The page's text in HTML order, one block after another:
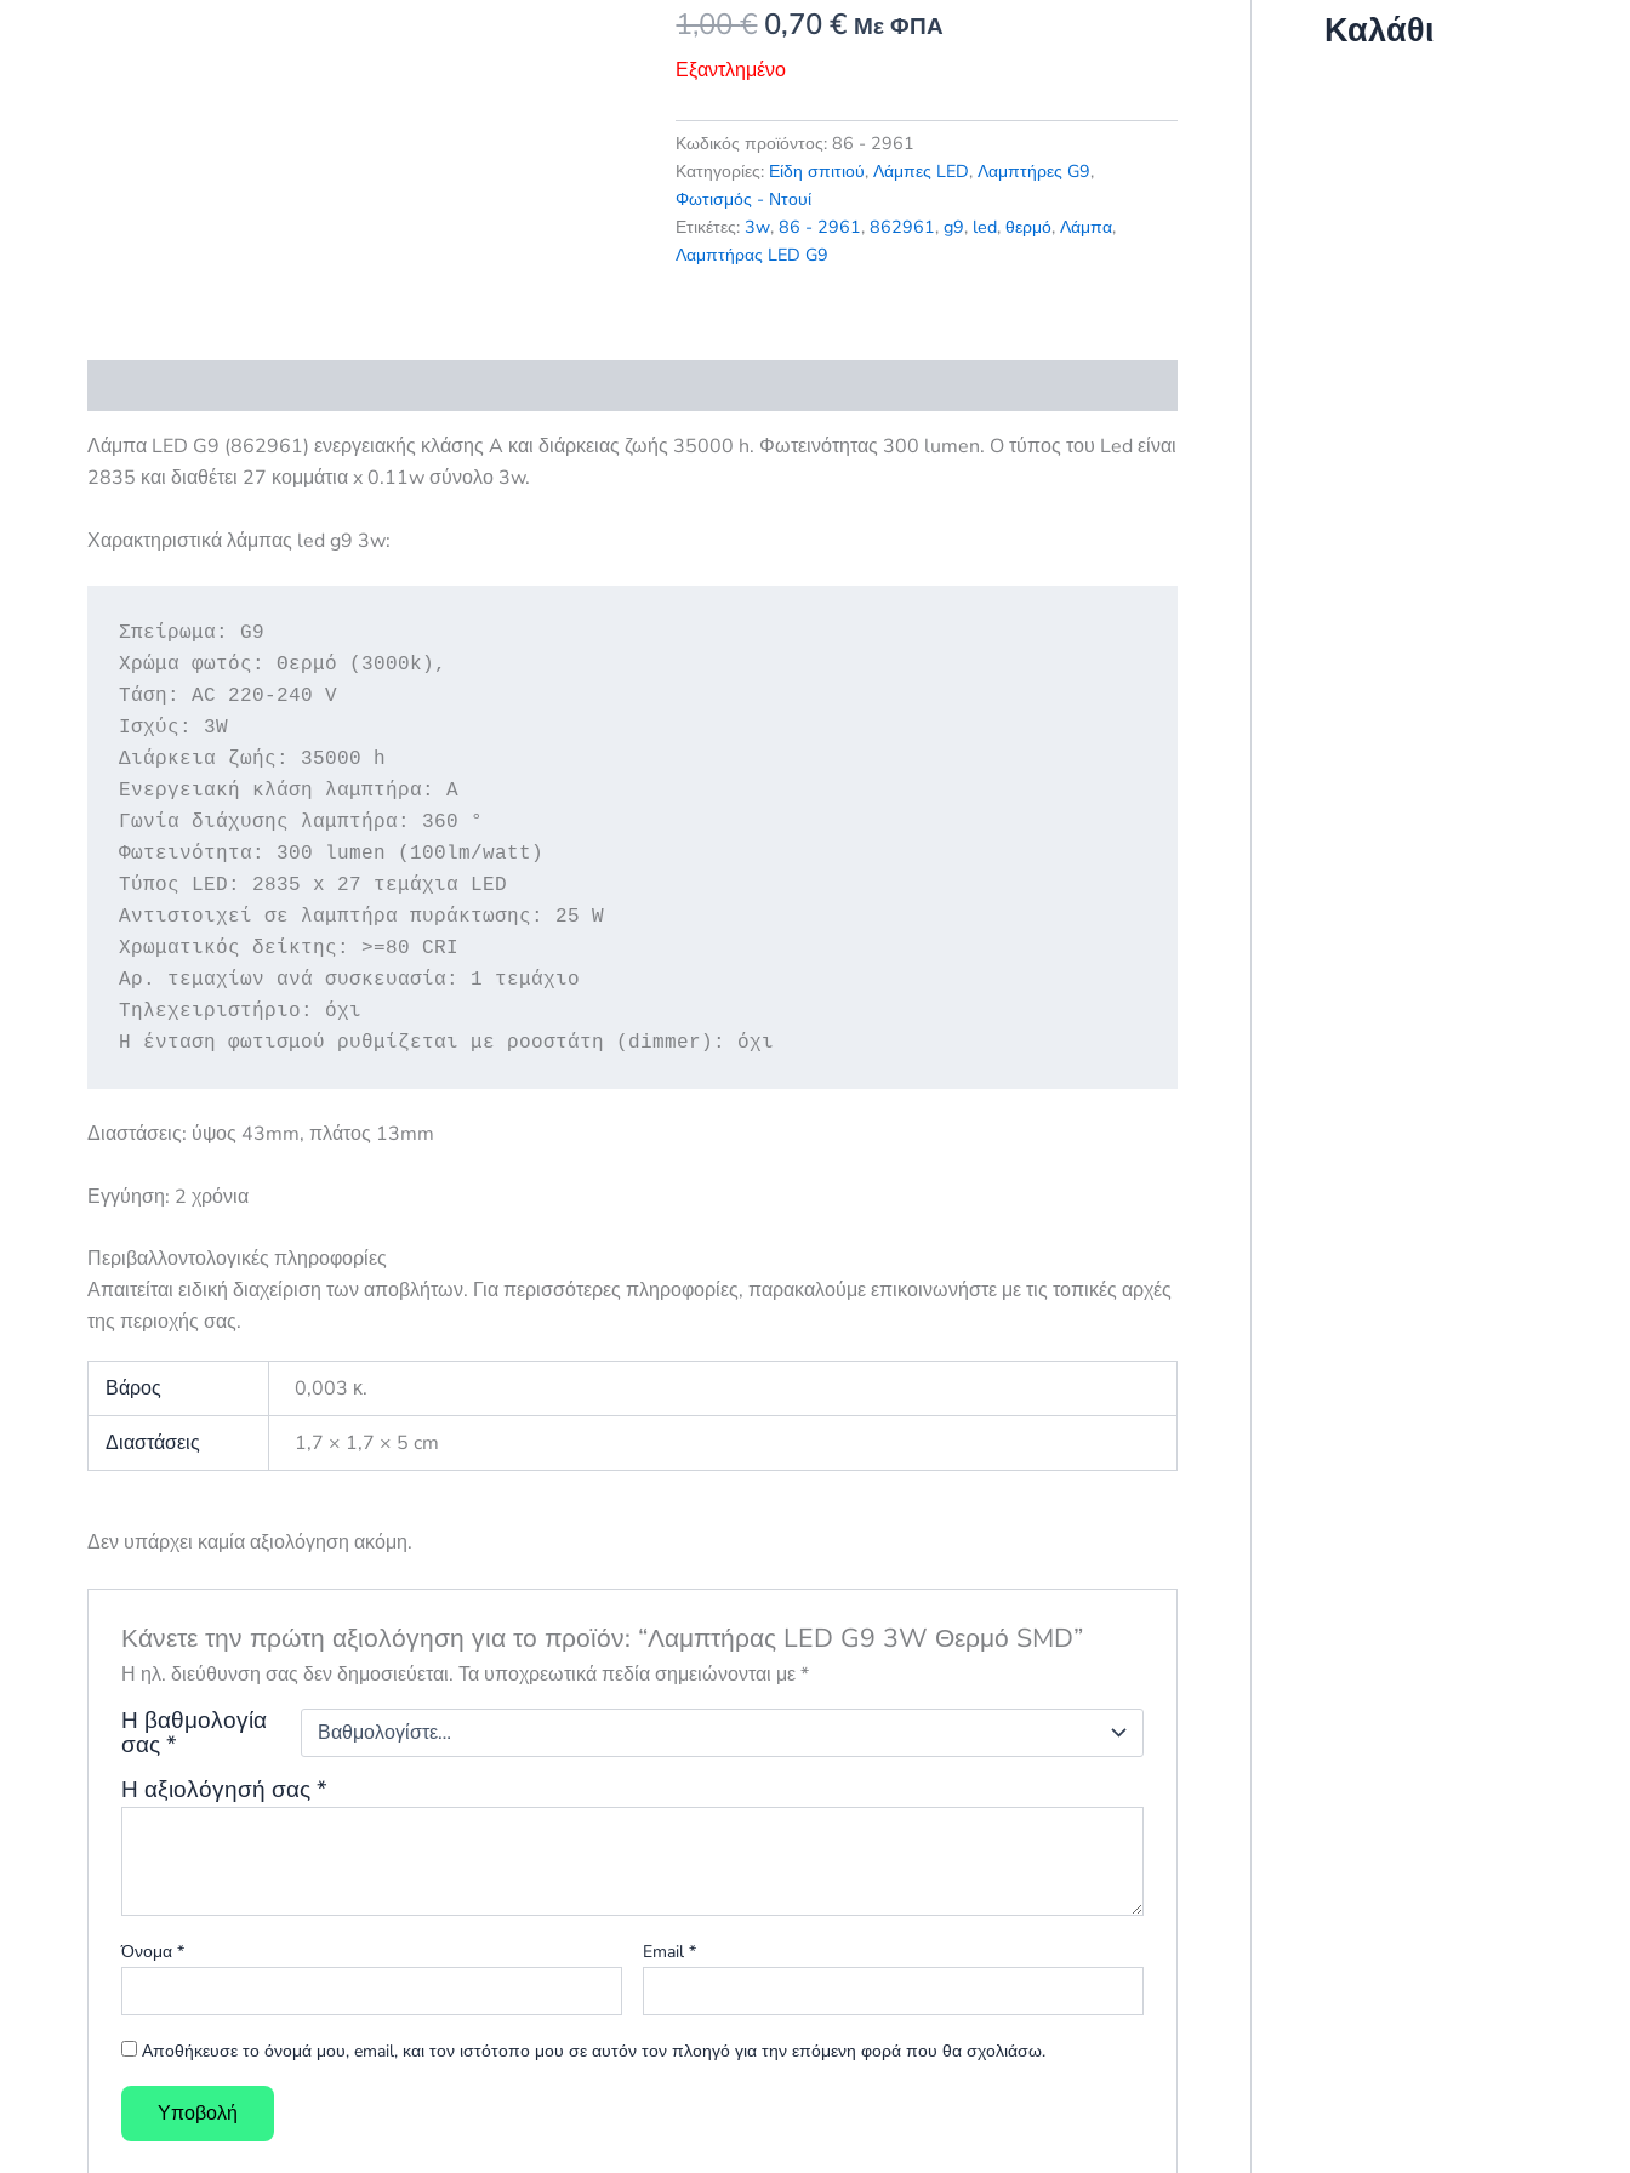
1,00€ Original
price
was:
1,00 €.
0,70€Η
τιμή
είναι:
0,70 €.
Με ΦΠΑ
Εξαντλημένο
Κωδικός προϊόντος:86 - 2961
Κατηγορίες: Είδη σπιτιού,Λάμπες LED,Λαμπτήρες G9,
Φωτισμός - Ντουί
Ετικέτες: 3w,86 - 2961,862961,g9, led,θερμό,Λάμπα,
Λαμπτήρας LED G9
Λάμπα LED G9 (862961) ενεργειακής κλάσης A και διάρκειας ζωής 35000 h. Φωτεινότητας 300 lumen. O τύπος του Led είναι
2835 και διαθέτει 27 κομμάτια x 0.11w σύνολο 3w.
Χαρακτηριστικά λάμπας led g9 3w:
Σπείρωμα: G9
Χρώμα φωτός: Θερμό (3000k),
Τάση: AC 220-240 V
Ισχύς: 3W
Διάρκεια ζωής: 35000 h
Ενεργειακή κλάση λαμπτήρα: A
Γωνία διάχυσης λαμπτήρα: 360 °
Φωτεινότητα: 300 lumen (100lm/watt)
Τύπος LED: 2835 x 27 τεμάχια LED
Αντιστοιχεί σε λαμπτήρα πυράκτωσης: 25 W
Χρωματικός δείκτης: >=80 CRI
Αρ. τεμαχίων ανά συσκευασία: 1 τεμάχιο
Τηλεχειριστήριο: όχι
Η ένταση φωτισμού ρυθμίζεται με ροοστάτη (dimmer): όχι
Διαστάσεις: ύψος 43mm, πλάτος 13mm
Εγγύηση: 2 χρόνια
Περιβαλλοντολογικές πληροφορίες
Απαιτείται ειδική διαχείριση των αποβλήτων. Για περισσότερες πληροφορίες, παρακαλούμε επικοινωνήστε με τις τοπικές αρχές
της περιοχής σας.
Βάρος 0,003 κ.
Διαστάσεις 1,7 × 1,7 × 5 cm
Δεν υπάρχει καμία αξιολόγηση ακόμη.
Κάνετε την πρώτη αξιολόγηση για το προϊόν: “Λαμπτήρας LED G9 3W Θερμό SMD”
Η ηλ. διεύθυνση σας δεν δημοσιεύεται. Τα υποχρεωτικά πεδία σημειώνονται με*
Η βαθμολογία
σας*
Η αξιολόγησή σας*
Όνομα * Email *
Αποθήκευσε το όνομά μου, email, και τον ιστότοπο μου σε αυτόν τον πλοηγό για την επόμενη φορά που θα σχολιάσω.
Καλάθι